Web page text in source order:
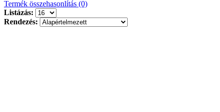
Termék összehasonlítás (0)
Listázás:
Rendezés: